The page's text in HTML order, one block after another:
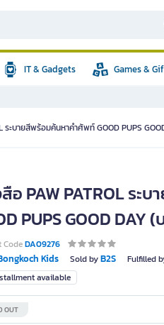
IT & Gadgets Games &
ระบายสีพร้อมค้นหาคำศัพท์ GOOD PUPS
อ PAW PATROL ร
PUPS GOOD DAY
CodeDA09276
Kids Sold byB2S Fulfilled
available
OUT